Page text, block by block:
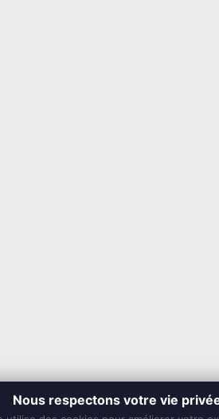
Nous respectons votre vie